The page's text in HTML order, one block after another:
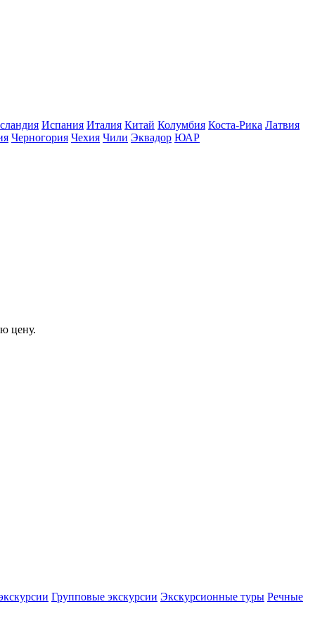
Испания Италия Китай Колумбия Коста-Рика Латвия
Черногория Чехия Чили Эквадор ЮАР
цену.
Групповые экскурсии Экскурсионные туры Речные